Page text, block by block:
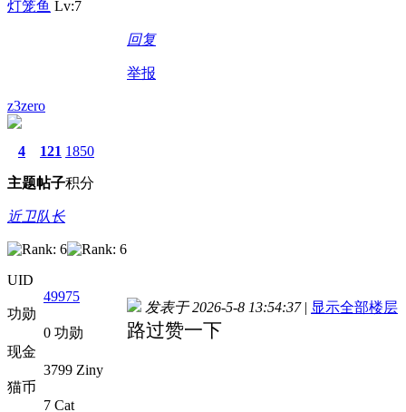
灯笼鱼 Lv:7
回复
举报
z3zero
4
主题
121
帖子
1850
积分
近卫队长
UID
49975
功勋
0 功勋
现金
3799 Ziny
猫币
7 Cat
发表于 2026-5-8 13:54:37 | 显示全部楼层
路过赞一下